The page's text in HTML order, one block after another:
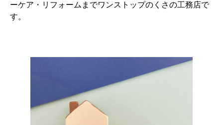
ーケア・リフォームまでワンストップのくさの工務店で
す。